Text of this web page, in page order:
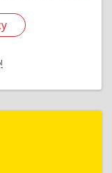
Калинина ул,